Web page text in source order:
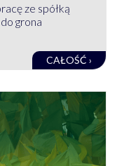
ze spółką
grona
CAŁOŚĆ ›